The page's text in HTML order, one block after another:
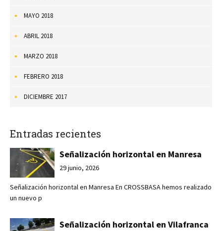
MAYO 2018
ABRIL 2018
MARZO 2018
FEBRERO 2018
DICIEMBRE 2017
Entradas recientes
Señalización horizontal en Manresa
29 junio, 2026
Señalización horizontal en Manresa En CROSSBASA hemos realizado
un nuevo p
Señalización horizontal en Vilafranca